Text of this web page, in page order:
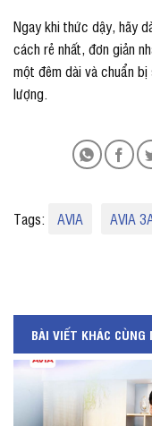
Ngay khi thức dậy, hãy
cách rẻ nhất, đơn giản
một đêm dài và chuẩn
lượng.
Tags: AVIA AVIA
BÀI VIẾT KHÁC CÙNG